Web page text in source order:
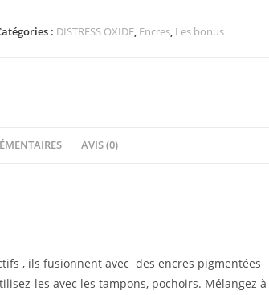
: DISTRESS OXIDE, Encres, Les bonus
AVIS (0)
, ils fusionnent avec des encres pigmentées
les avec les tampons, pochoirs. Mélangez à